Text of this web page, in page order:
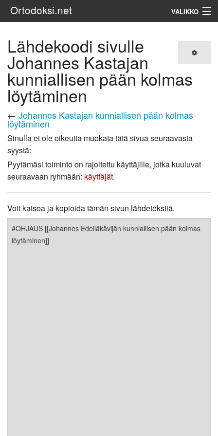
Ortodoksi.net VALIKKO
Haku
Lähdekoodi sivulle
Johannes Kastajan
kunniallisen pään kolmas
löytäminen
← Johannes Kastajan kunniallisen pään kolmas
löytäminen
Sinulla ei ole oikeutta muokata tätä sivua seuraavasta
syystä:
Pyytämäsi toiminto on rajoitettu käyttäjille, jotka kuuluvat
seuraavaan ryhmään: käyttäjät.
Voit katsoa ja kopioida tämän sivun lähdetekstiä.